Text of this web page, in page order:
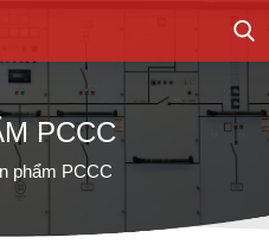
PCCC
phẩm PCCC